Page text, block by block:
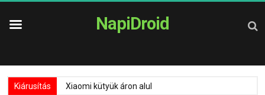
NapiDroid
Kiárusítás Xiaomi kütyük áron alul